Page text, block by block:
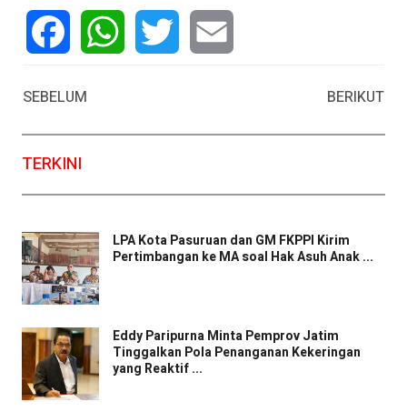
SEBELUM
BERIKUT
TERKINI
LPA Kota Pasuruan dan GM FKPPI Kirim
Pertimbangan ke MA soal Hak Asuh Anak ...
Eddy Paripurna Minta Pemprov Jatim
Tinggalkan Pola Penanganan Kekeringan
yang Reaktif ...